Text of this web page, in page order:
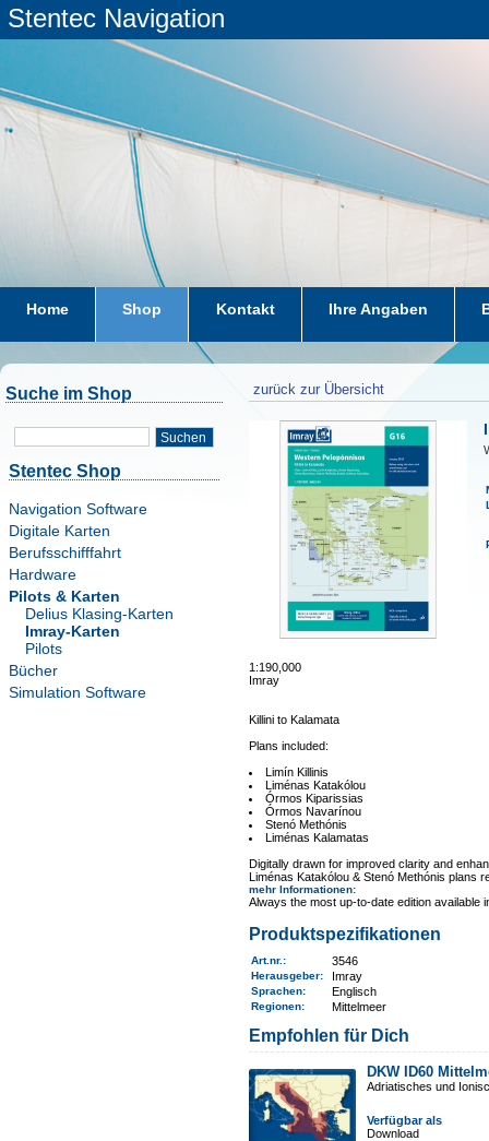
Stentec Navigation
Home Shop Kontakt Ihre Angaben
Suche im Shop
Suchen
Stentec Shop
Navigation Software
Digitale Karten
Berufsschifffahrt
Hardware
Pilots & Karten
Delius Klasing-Karten
Imray-Karten
Pilots
Bücher
Simulation Software
zurück zur Übersicht
1:190,000
Imray
Killini to Kalamata
Plans included:
Limín Killinis
Liménas Katakólou
Órmos Kiparissias
Órmos Navarínou
Stenó Methónis
Liménas Kalamatas
Digitally drawn for improved clarity and
Liménas Katakólou & Stenó Methónis plans
mehr Informationen:
Always the most up-to-date edition
Produktspezifikationen
Art.nr. : 3546
Herausgeber: Imray
Sprachen: Englisch
Regionen: Mittelmeer
Empfohlen für Dich
DKW ID60
Adriatisches und
Verfügbar als
Download